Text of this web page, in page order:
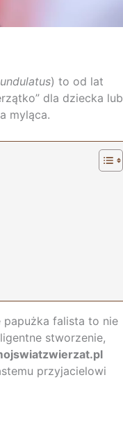
) to od lat
dla dziecka lub
myląca.
falista to nie
stworzenie,
przyjacielowi